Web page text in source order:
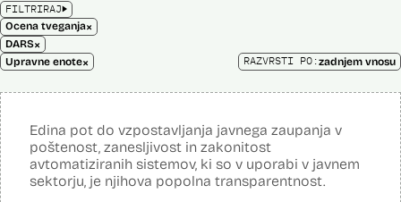
FILTRIRAJ
Ocena tveganja×
DARS×
Upravne enote× RAZVRSTI PO:zadnjem vnosu
Edina pot do vzpostavljanja javnega zaupanja v
poštenost, zanesljivost in zakonitost
avtomatiziranih sistemov, ki so v uporabi v javnem
sektorju, je njihova popolna transparentnost.